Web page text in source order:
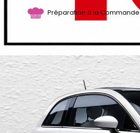
Préparation à la Commande